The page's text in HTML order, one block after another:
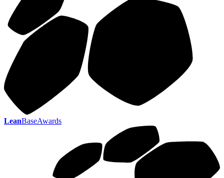
LeanBaseAwards